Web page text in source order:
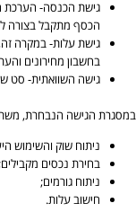
גישת הכנסה- הערכת
הכסף מתקבל בצורה
גישת עלות- במקרה
בחשבון מחירונים
גישה השוואתית- סט
במסגרת הגישה הנבחרת,
ניתוח שוק והשימוש
בחירת נכסים
ניתוח גורמים;
חישוב עלות.